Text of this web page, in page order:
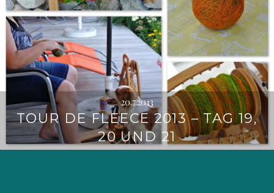
20.7.2013
TOUR DE FLEECE 2013 – TAG 19,
20 UND 21